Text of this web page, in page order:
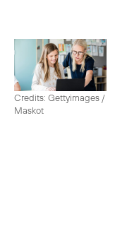
Credits: Gettyimages /
Maskot